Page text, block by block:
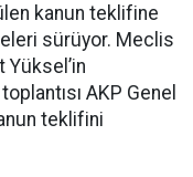
kanun teklifine
sürüyor. Meclis
Yüksel’in
AKP Genel
teklifini